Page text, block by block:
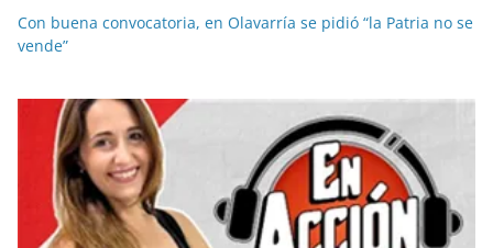
Con buena convocatoria, en Olavarría se pidió “la Patria no se
vende”